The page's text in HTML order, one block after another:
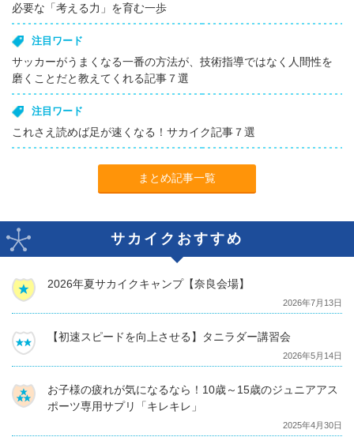
必要な「考える力」を育む一歩
注目ワード
サッカーがうまくなる一番の方法が、技術指導ではなく人間性を
磨くことだと教えてくれる記事７選
注目ワード
これさえ読めば足が速くなる！サカイク記事７選
まとめ記事一覧
サカイクおすすめ
2026年夏サカイクキャンプ【奈良会場】
2026年7月13日
【初速スピードを向上させる】タニラダー講習会
2026年5月14日
お子様の疲れが気になるなら！10歳～15歳のジュニアアス
ポーツ専用サプリ「キレキレ」
2025年4月30日